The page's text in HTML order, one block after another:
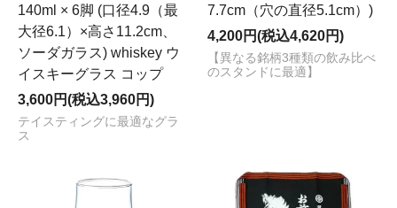
140ml × 6脚 (口径4.9（最
大径6.1）×高さ11.2cm、
ソーダガラス) whiskey ウ
イスキーグラス コップ
3,600円(税込3,960円)
テイスティングに最適なグラ
ス
7.7cm（穴の直径5.1cm）)
4,200円(税込4,620円)
【異なる銘柄3種類の飲み比べ
のスタンドに最適】